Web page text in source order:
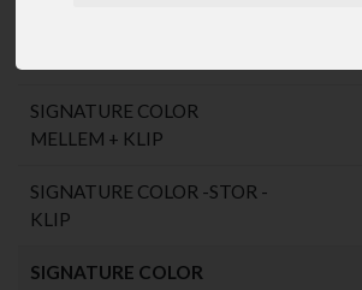
SIGNATURE COLOR
MELLEM + KLIP
SIGNATURE COLOR -STOR -
KLIP
SIGNATURE COLOR